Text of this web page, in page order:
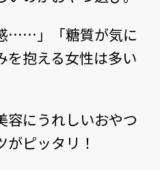
……」「糖質が気に
を抱える女性は多い
容にうれしいおやつ
ピッタリ！